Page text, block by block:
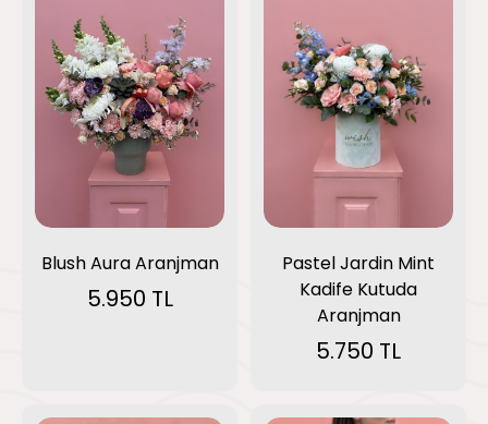
Blush Aura Aranjman
5.950 TL
Pastel Jardin Mint
Kadife Kutuda
Aranjman
5.750 TL